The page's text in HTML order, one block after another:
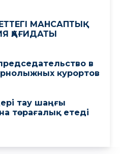
МАНСАПТЫҚ
ҚАҒИДАТЫ
в
курортов
тау шаңғы
төрағалық етеді